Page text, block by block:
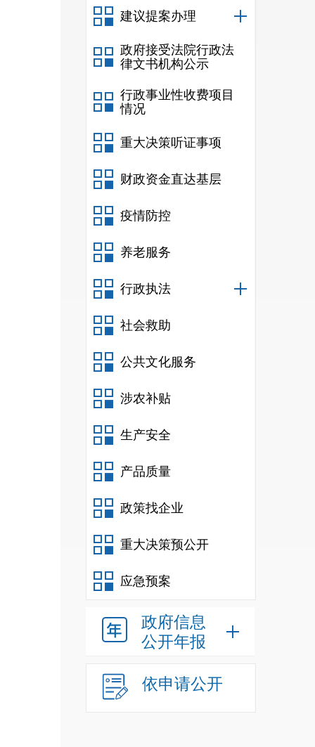
建议提案办理
政府接受法院行政法
律文书机构公示
行政事业性收费项目
情况
重大决策听证事项
财政资金直达基层
疫情防控
养老服务
行政执法
社会救助
公共文化服务
涉农补贴
生产安全
产品质量
政策找企业
重大决策预公开
应急预案
政府信息
公开年报
依申请公开